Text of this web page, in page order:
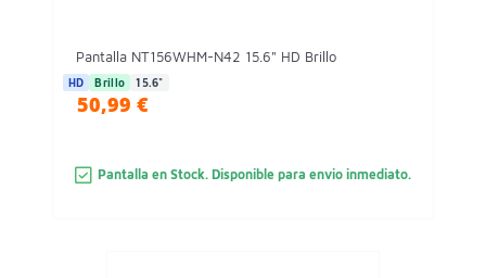
Pantalla NT156WHM-N42 15.6" HD Brillo
HD Brillo 15.6"
50,99 €
Pantalla en Stock. Disponible para envio inmediato.